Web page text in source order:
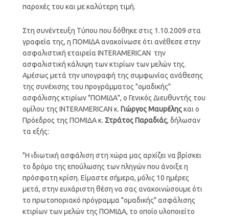
παροχές του και με καλύτερη τιμή.
Στη συνέντευξη Τύπου που δόθηκε στις 1.10.2009 στα
γραφεία της, η ΠΟΜΙΔΑ ανακοίνωσε ότι ανέθεσε στην
ασφαλιστική εταιρεία INTERAMERICAN την
ασφαλιστική κάλυψη των κτιρίων των μελών της.
Αμέσως μετά την υπογραφή της συμφωνίας ανάθεσης
της συνέχισης του προγράμματος "ομαδικής"
ασφάλισης κτιρίων "ΠΟΜΙΔΑ", ο Γενικός Διευθυντής του
ομίλου της ΙΝΤΕRAMERICAN κ. Γιώργος Μαυρέληςκαι ο
Πρόεδρος της ΠΟΜΙΔΑ κ. Στράτος Παραδιάς, δήλωσαν
τα εξής:
"Η ιδιωτική ασφάλιση στη χώρα μας αρχίζει να βρίσκει
το δρόμο της επούλωσης των πληγών που άνοιξε η
πρόσφατη κρίση. Είμαστε σήμερα, μόλις 10 ημέρες
μετά, στην ευχάριστη θέση να σας ανακοινώσουμε ότι
το πρωτοποριακό πρόγραμμα "ομαδικής" ασφάλισης
κτιρίων των μελών της ΠΟΜΙΔΑ, το οποίο υλοποιείτο